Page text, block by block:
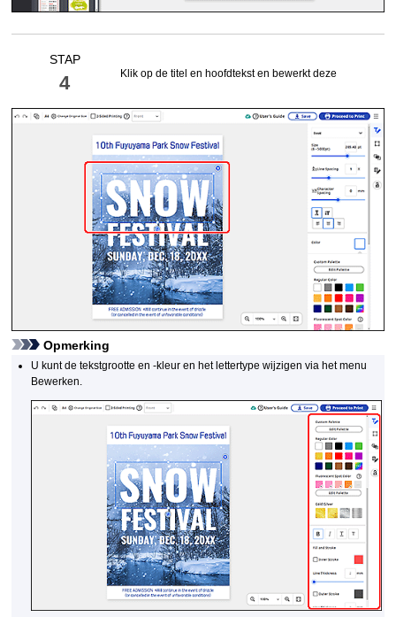
STAP
4 Klik op de titel en hoofdtekst en bewerkt deze
Opmerking
U kunt de tekstgrootte en -kleur en het lettertype wijzigen via het menu
Bewerken.